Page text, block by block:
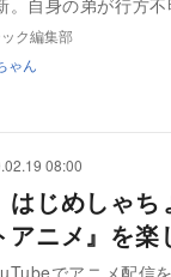
。自身の弟が行方
ク編集部
ゃん
08:00
はじめしゃ
アニメ』を
でアニメ配信